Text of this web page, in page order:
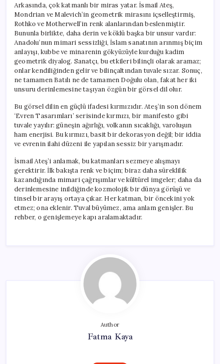
Arkasında, çok katmanlı bir miras yatar. İsmail Ateş,
Mondrian ve Malevich’in geometrik mirasını içselleştirmiş,
Rothko ve Motherwell’in renk alanlarından beslenmiştir.
Bununla birlikte, daha derin ve köklü başka bir unsur vardır:
Anadolu’nun mimari sessizliği, İslam sanatının arınmış biçim
anlayışı, kubbe ve minarenin gökyüzüyle kurduğu kadim
geometrik diyalog. Sanatçı, bu etkileri bilinçli olarak aramaz;
onlar kendiliğinden gelir ve bilinçaltından tuvale sızar. Sonuç,
ne tamamen Batılı ne de tamamen Doğulu olan, fakat her iki
unsuru derinlemesine taşıyan özgün bir görsel dil olur.
Bu görsel dilin en güçlü ifadesi kırmızıdır. Ateş’in son dönem
‘Evren Tasarımları’ serisinde kırmızı, bir manifesto gibi
tuvale yayılır: güneşin ağırlığı, volkanın sıcaklığı, varoluşun
ham enerjisi. Bu kırmızı, basit bir dekorasyon değil; bir iddia
ve evrenin ilahi düzeni ile yapılan sessiz bir yarışmadır.
İsmail Ateş’i anlamak, bu katmanları sezmeye alışmayı
gerektirir. İlk bakışta renk ve biçim; biraz daha süreklilik
kazandığında mimari çağrışımlar ve kültürel imgeler; daha da
derinlemesine inildiğinde kozmolojik bir dünya görüşü ve
tinsel bir arayış ortaya çıkar. Her katman, bir öncekini yok
etmez; ona eklenir. Tuval büyümez, ama anlam genişler. Bu
rehber, o genişlemeye kapı aralamaktadır.
Author
Fatma Kaya